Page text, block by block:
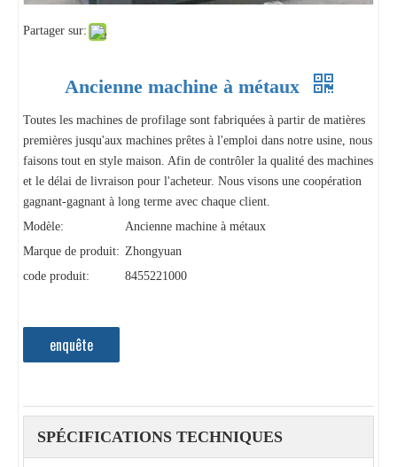
Partager sur:
Ancienne machine à métaux
Toutes les machines de profilage sont fabriquées à partir de matières
premières jusqu'aux machines prêtes à l'emploi dans notre usine, nous
faisons tout en style maison. Afin de contrôler la qualité des machines
et le délai de livraison pour l'acheteur. Nous visons une coopération
gagnant-gagnant à long terme avec chaque client.
Modèle:
Ancienne machine à métaux
Marque de produit: Zhongyuan
code produit:
8455221000
enquête
SPÉCIFICATIONS TECHNIQUES